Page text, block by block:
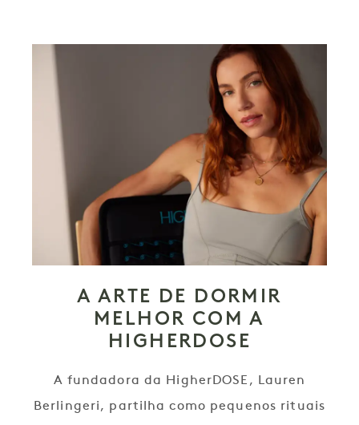
A ARTE DE DORMIR
MELHOR COM A
HIGHERDOSE
A fundadora da HigherDOSE, Lauren
Berlingeri, partilha como pequenos rituais